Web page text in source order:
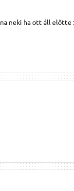
neki ha ott áll előtte